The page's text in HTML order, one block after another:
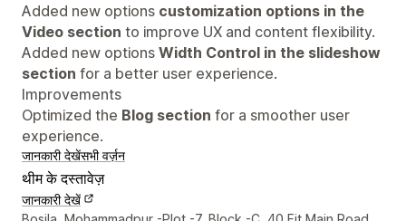
Added new options customization options in the
Video section to improve UX and content flexibility.
Added new options Width Control in the slideshow
section for a better user experience.
Improvements
Optimized the Blog section for a smoother user
experience.
जानकारी देखेंसभी वर्ज़न
थीम के दस्तावेज़
जानकारी देखें